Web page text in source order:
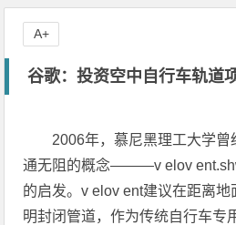
谷歌：投资空中自行车轨道
2006年，慕尼黑理工大学
通无阻的概念———v elov
的启发。v elov ent建议在距离
明封闭管道，作为传统自行车专
A+